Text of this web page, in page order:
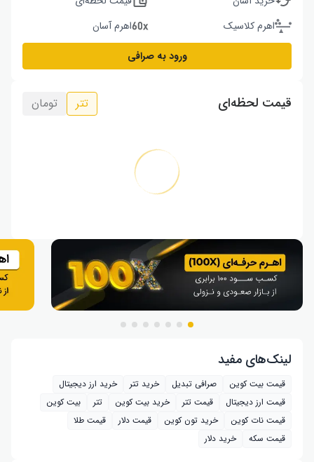
اهرم کلاسیک
اهرم آسان
ورود به صرافی
قیمت لحظه‌ای تتر تومان
لینک‌های مفید
قیمت بیت کوین صرافی تبدیل خرید تتر
خرید ارز دیجیتال
قیمت ارز دیجیتال
قیمت تتر خرید بیت‌ کوین تتر
بیت کوین
قیمت نات کوین
خرید تون کوین قیمت دلار
قیمت طلا
قیمت سکه
خرید دلار